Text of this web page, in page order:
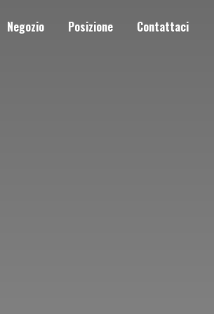
Negozio Posizione Contattaci